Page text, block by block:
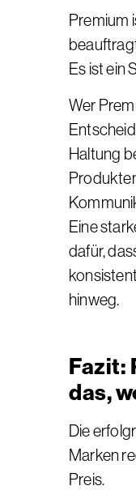
Premium
Es ist ein
Wer
Haltung
Eine
dafür,
hinweg.
Fazit:
das,
Die
Marken
Preis.